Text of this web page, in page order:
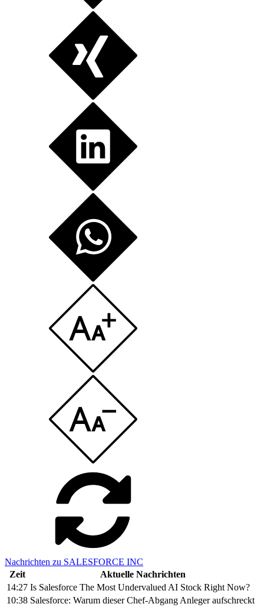
Nachrichten zu SALESFORCE INC
Zeit
Aktuelle Nachrichten
14:27 Is Salesforce The Most Undervalued AI Stock Right Now?
10:38 Salesforce: Warum dieser Chef-Abgang Anleger aufschreckt